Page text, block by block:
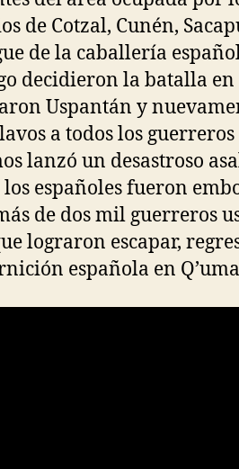
de Cotzal, Cunén,
de la caballería
decidieron la batalla
Uspantán y
a todos los guerreros
lanzó un desastroso
españoles fueron
de dos mil guerreros
lograron escapar,
española en